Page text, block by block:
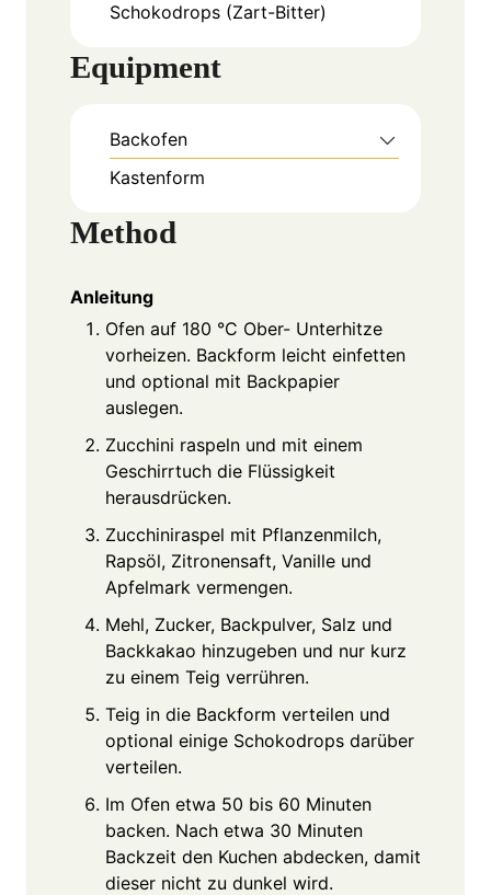
Schokodrops (Zart-Bitter)
Equipment
Backofen
Kastenform
Method
Anleitung
Ofen auf 180 °C Ober- Unterhitze
vorheizen. Backform leicht einfetten
und optional mit Backpapier
auslegen.
Zucchini raspeln und mit einem
Geschirrtuch die Flüssigkeit
herausdrücken.
Zucchiniraspel mit Pflanzenmilch,
Rapsöl, Zitronensaft, Vanille und
Apfelmark vermengen.
Mehl, Zucker, Backpulver, Salz und
Backkakao hinzugeben und nur kurz
zu einem Teig verrühren.
Teig in die Backform verteilen und
optional einige Schokodrops darüber
verteilen.
Im Ofen etwa 50 bis 60 Minuten
backen. Nach etwa 30 Minuten
Backzeit den Kuchen abdecken, damit
dieser nicht zu dunkel wird.